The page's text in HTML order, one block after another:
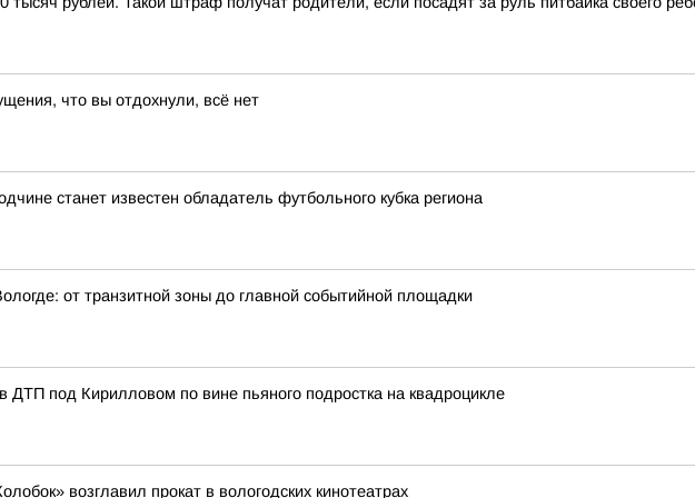
что вы отдохнули, всё нет
станет известен обладатель футбольного кубка региона
от транзитной зоны до главной событийной площадки
ДТП под Кирилловом по вине пьяного подростка на квадроцикле
возглавил прокат в вологодских кинотеатрах